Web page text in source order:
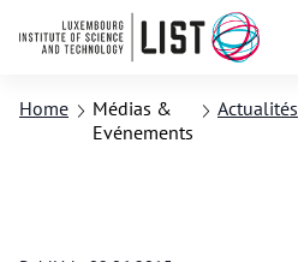
Home
Médias &
Evénements
Actualités